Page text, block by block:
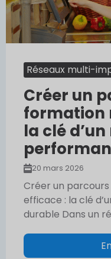
Réseaux multi-
Créer un
formation
la clé
20 mars 2026
Créer un
efficace : la clé
durable Dans un